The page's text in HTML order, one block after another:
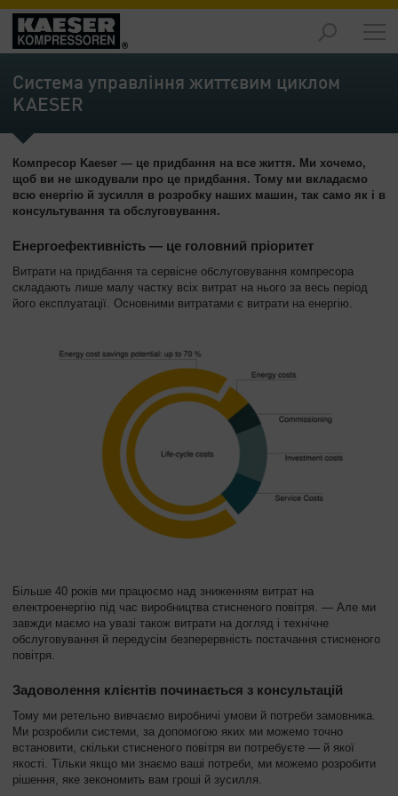
Продукція
-
Огляд
Огляд
Обслуговування
Огляд
Підприємство
-
Система управління життєвим циклом
KAESER
Компресор Kaeser — це придбання на все життя. Ми хочемо,
щоб ви не шкодували про це придбання. Тому ми вкладаємо
всю енергію й зусилля в розробку наших машин, так само як і в
консультування та обслуговування.
Енергоефективність — це головний пріоритет
Витрати на придбання та сервісне обслуговування компресора
складають лише малу частку всіх витрат на нього за весь період
його експлуатації. Основними витратами є витрати на енергію.
Більше 40 років ми працюємо над зниженням витрат на
електроенергію під час виробництва стисненого повітря. — Але ми
завжди маємо на увазі також витрати на догляд і технічне
обслуговування й передусім безперервність постачання стисненого
повітря.
Задоволення клієнтів починається з консультацій
Тому ми ретельно вивчаємо виробничі умови й потреби замовника.
Ми розробили системи, за допомогою яких ми можемо точно
встановити, скільки стисненого повітря ви потребуєте — й якої
якості. Тільки якщо ми знаємо ваші потреби, ми можемо розробити
рішення, яке зекономить вам гроші й зусилля.